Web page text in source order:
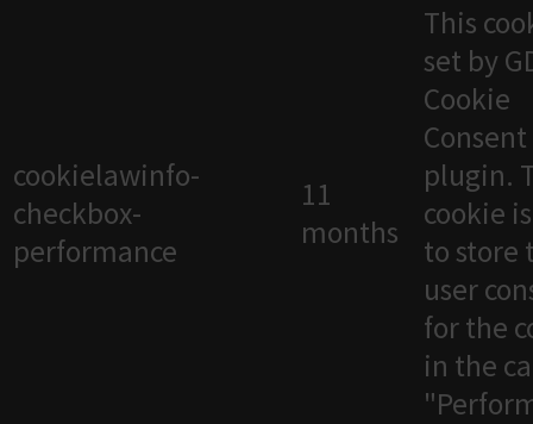
cookielawinfo-
checkbox-
performance
11
months
This
set by
Cookie
Consent
plugin.
cookie
to store
user
for the
in the